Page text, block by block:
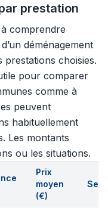
prestation
comprendre
déménagement
prestations choisies.
pour comparer
comme à
peuvent
habituellement
Les montants
ou les situations.
Prix
moyen
(€)